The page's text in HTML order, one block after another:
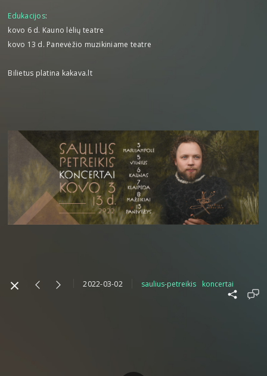
Edukacijos:
kovo 6 d. Kauno lėlių teatre
kovo 13 d. Panevėžio muzikiniame teatre
Bilietus platina kakava.lt
2022-03-02 saulius-petreikis koncertai